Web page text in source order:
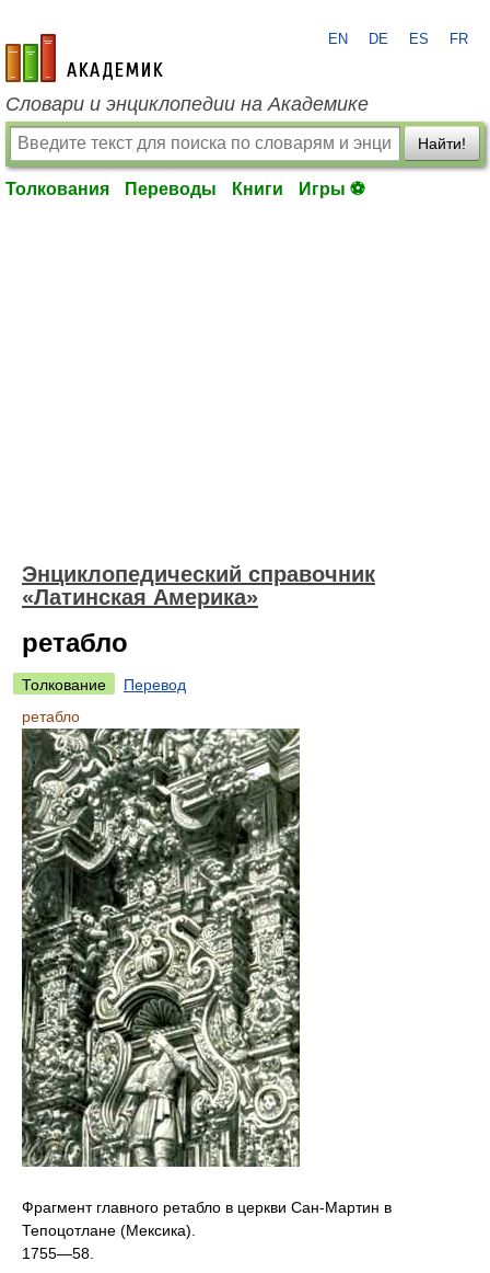
academic.ru
EN DE ES FR
Словари и энциклопедии на Академике
Найти!
Толкования Переводы Книги Игры ⚽
Энциклопедический справочник
«Латинская Америка»
ретабло
Толкование
Перевод
ретабло
Фрагмент главного ретабло в церкви Сан-Мартин в
Тепоцотлане (Мексика).
1755—58.